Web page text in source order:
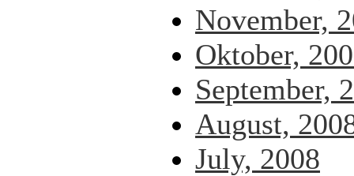
November,
Oktober,
September,
August,
July, 2008